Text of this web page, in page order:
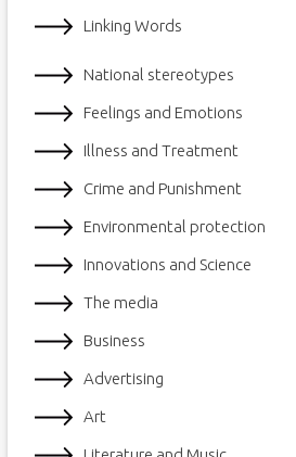
Linking Words
National stereotypes
Feelings and Emotions
Illness and Treatment
Crime and Punishment
Environmental protection
Innovations and Science
The media
Business
Advertising
Art